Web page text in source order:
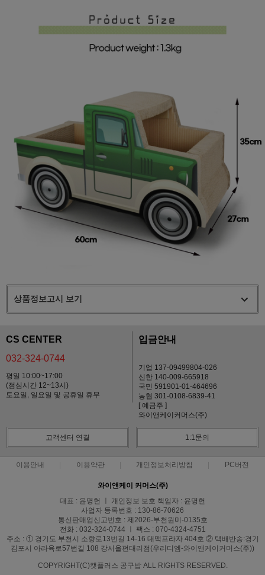
상품정보고시 보기
CS CENTER
032-324-0744
평일 10:00~17:00
(점심시간 12~13시)
토요일, 일요일 및 공휴일 휴무
입금안내
기업 137-09499804-026
신한 140-009-665918
국민 591901-01-464696
농협 301-0108-6839-41
[ 예금주 ]
와이앤케이커머스(주)
고객센터 연결 1:1문의
이용안내 이용약관 개인정보처리방침 PC버전
와이앤케이 커머스(주)
대표 : 윤명헌 ㅣ 개인정보 보호 책임자 : 윤명헌
사업자 등록번호 : 130-86-70626
통신판매업신고번호 : 제2026-부천원미-0135호
전화 : 032-324-0744 ㅣ 팩스 : 070-4324-4751
주소 : ① 경기도 부천시 소향로13번길 14-16 대맥프라자 404호 ② 택배반송:경기
김포시 아라육로57번길 108 강서올펀대리점(우리디엠-와이앤케이커머스(주))
COPYRIGHT(C)캣플러스 공구밥 ALL RIGHTS RESERVED.